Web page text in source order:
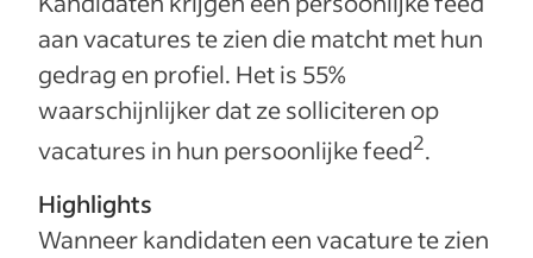
aan vacatures te zien die matcht met hun
gedrag en profiel. Het is 55%
waarschijnlijker dat ze solliciteren op
vacatures in hun persoonlijke feed2.
Highlights
Wanneer kandidaten een vacature te zien